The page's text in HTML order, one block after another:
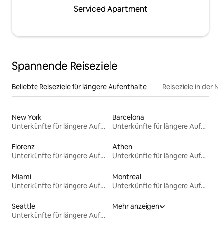
Serviced Apartment
Spannende Reiseziele
Beliebte Reiseziele für längere Aufenthalte Reiseziele in der
New York
Unterkünfte für längere Aufenthalte
Barcelona
Unterkünfte für längere Aufenthalte
Florenz
Unterkünfte für längere Aufenthalte
Athen
Unterkünfte für längere Aufenthalte
Miami
Unterkünfte für längere Aufenthalte
Montreal
Unterkünfte für längere Aufenthalte
Seattle
Unterkünfte für längere Aufenthalte
Mehr anzeigen